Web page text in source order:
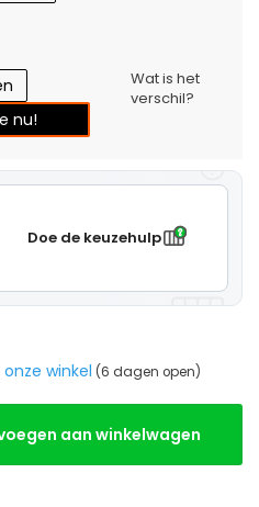
nu!
Wat is het
verschil?
Doe de keuzehulp
onze winkel (6 dagen open)
aan winkelwagen